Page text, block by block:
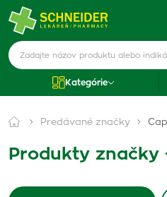
Kategórie
Predávané značky
Produkty značky